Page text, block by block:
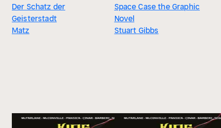
Der Schatz der
Geisterstadt
Matz
Space Case the Graphic
Novel
Stuart Gibbs